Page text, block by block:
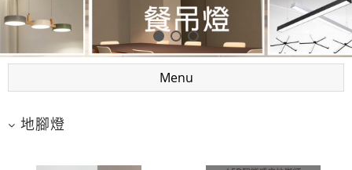
Menu
地腳燈